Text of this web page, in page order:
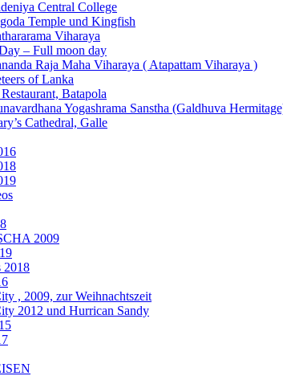
Central College
Temple und Kingfish
Viharaya
– Full moon day
Raja Maha Viharaya ( Atapattam Viharaya )
of Lanka
Batapola
Yogashrama Sanstha (Galdhuva
Cathedral, Galle
2009
2018
, 2009, zur Weihnachtszeit
2012 und Hurrican Sandy